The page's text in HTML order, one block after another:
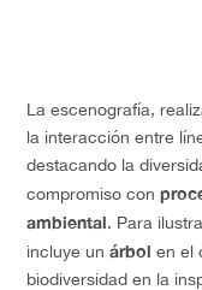
La escenografía,
la interacción entre
destacando la
compromiso con
ambiental. Para
incluye un árbol en el
biodiversidad en la